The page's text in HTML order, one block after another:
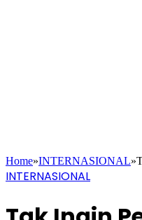
Home»INTERNASIONAL»
INTERNASIONAL